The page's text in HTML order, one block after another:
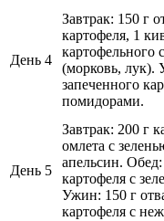
День 4
Завтрак: 150 г
картофеля, 1
картофельного
(морковь, лук).
запеченного
помидорами.
День 5
Завтрак: 200 г
омлета с
апельсин.
картофеля с
Ужин: 150 г
картофеля с